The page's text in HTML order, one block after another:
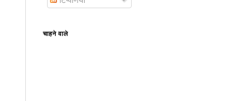
चाहने वाले